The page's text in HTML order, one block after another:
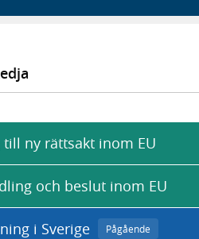
en
till ny rättsakt inom EU
och beslut inom EU
i Sverige Pågående